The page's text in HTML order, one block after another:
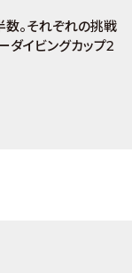
。それぞれの挑戦
ダイビングカップ2